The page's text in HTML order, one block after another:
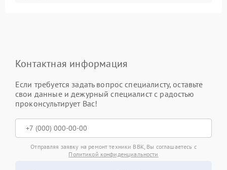
Контактная информация
Если требуется задать вопрос специалисту, оставьте
свои данные и дежурный специалист с радостью
проконсультирует Вас!
Отправляя заявку на ремонт техники BBK, Вы соглашаетесь с
Политикой конфиденциальности